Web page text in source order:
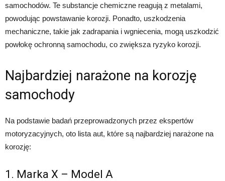
samochodów. Te substancje chemiczne reagują z metalami,
powodując powstawanie korozji. Ponadto, uszkodzenia
mechaniczne, takie jak zadrapania i wgniecenia, mogą uszkodzić
powłokę ochronną samochodu, co zwiększa ryzyko korozji.
Najbardziej narażone na korozję
samochody
Na podstawie badań przeprowadzonych przez ekspertów
motoryzacyjnych, oto lista aut, które są najbardziej narażone na
korozję:
1. Marka X – Model A